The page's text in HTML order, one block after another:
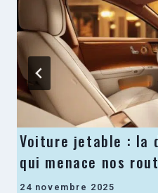
Voiture jetable : la
qui menace nos
24 novembre 2025